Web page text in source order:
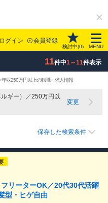
ログイン 会員登録
検討中(0) MENU
11件中1～11件表示
収250万円以上の転職・求人情報
ギー）／250万円以
変更
保存した検索条件
リーターOK／20代30代活躍
型・ヒゲ自由